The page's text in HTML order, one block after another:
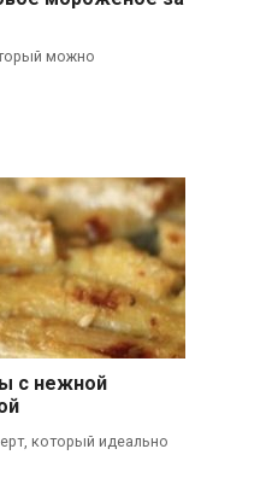
можно
с нежной
который идеально